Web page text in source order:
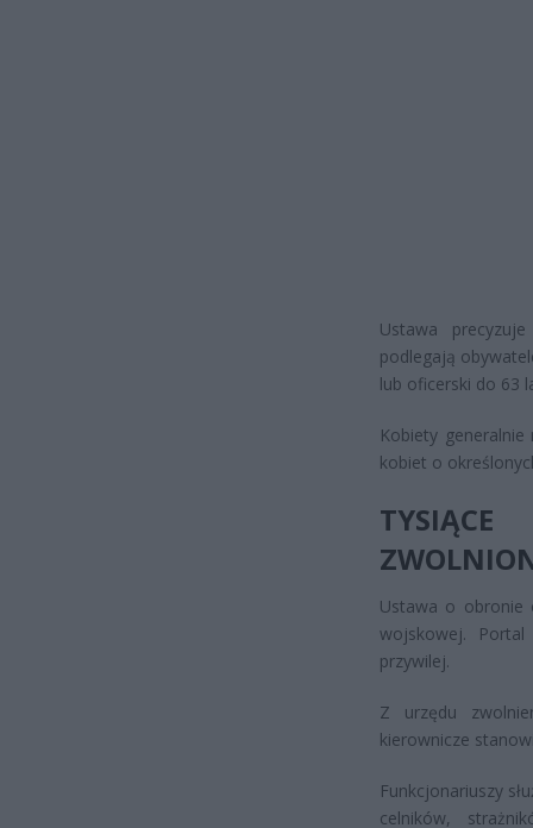
Ustawa
podlegają
lub oficerski do 63
Kobiety
kobiet o
Ustawa o obronie
wojskowej. Portal
przywilej.
Z urzędu
kierownicze
Funkcjonariuszy
celników,